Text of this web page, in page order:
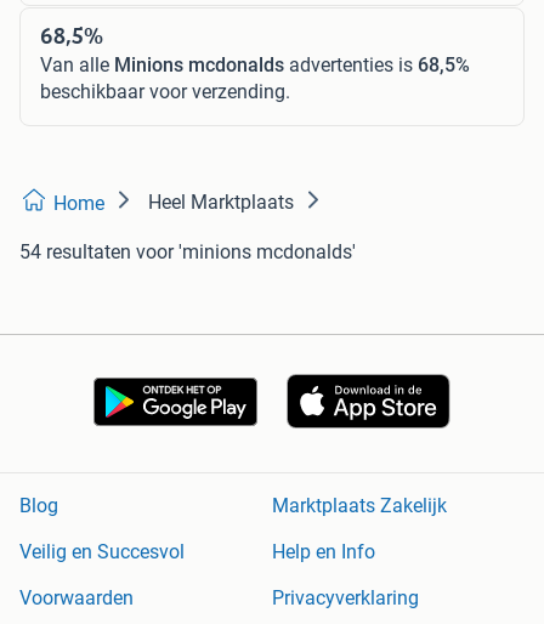
68,5%
Van alle Minions mcdonalds advertenties is 68,5%
beschikbaar voor verzending.
Home Heel Marktplaats
54 resultaten voor 'minions mcdonalds'
Blog
Marktplaats Zakelijk
Veilig en Succesvol
Help en Info
Voorwaarden
Privacyverklaring